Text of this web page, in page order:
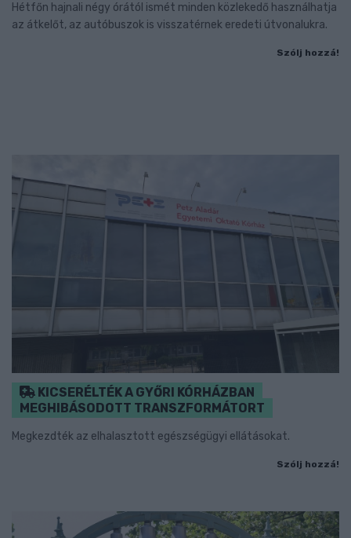
Hétfőn hajnali négy órától ismét minden közlekedő használhatja
az átkelőt, az autóbuszok is visszatérnek eredeti útvonalukra.
Szólj hozzá!
KICSERÉLTÉK A GYŐRI KÓRHÁZBAN
MEGHIBÁSODOTT TRANSZFORMÁTORT
Megkezdték az elhalasztott egészségügyi ellátásokat.
Szólj hozzá!